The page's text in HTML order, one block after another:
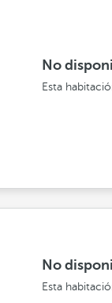
No
Esta
No
Esta